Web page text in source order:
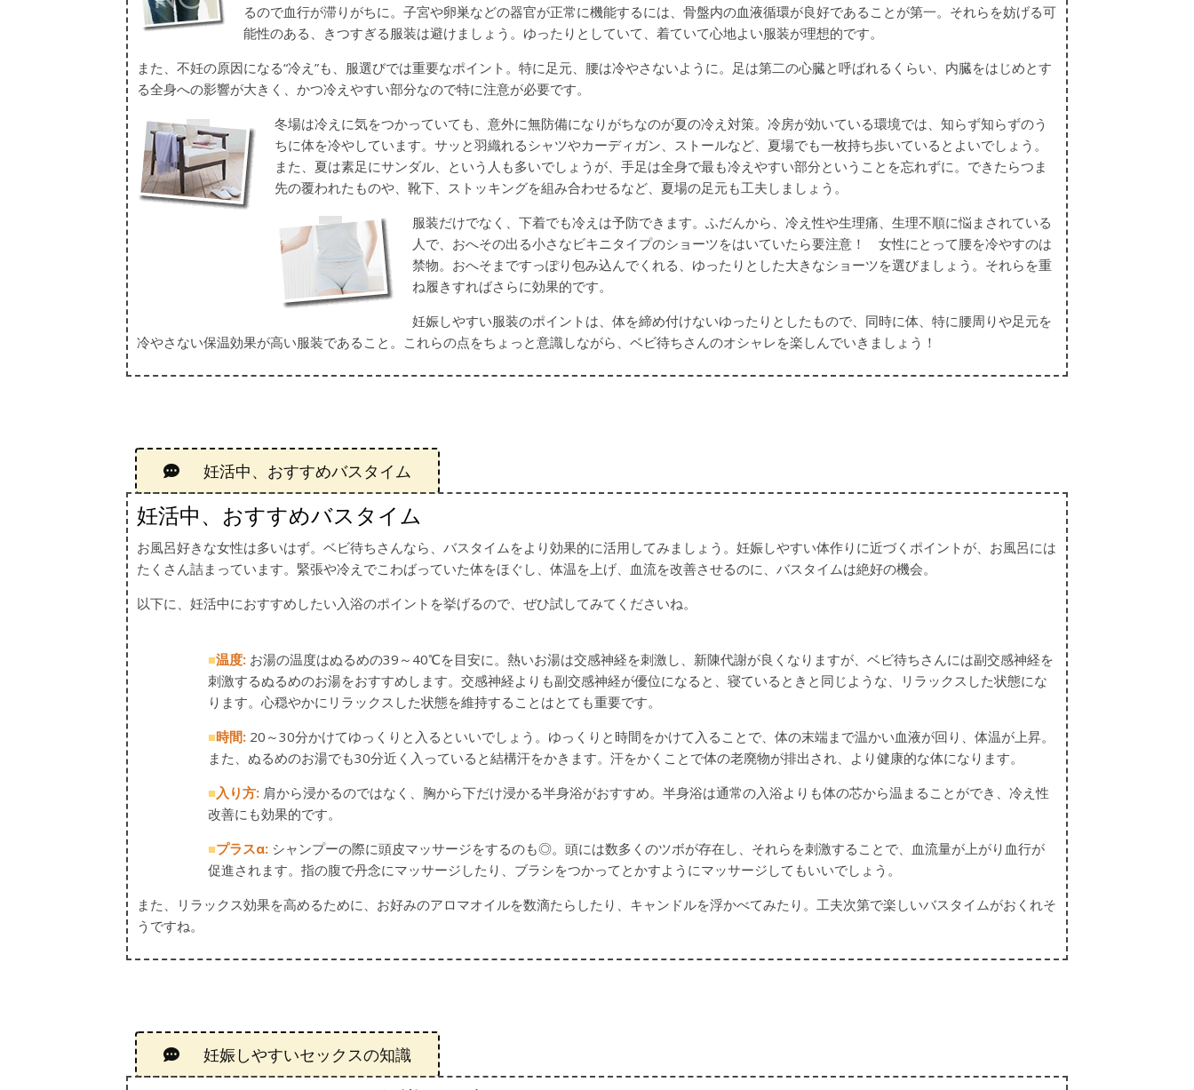
るので血行が滞りがちに。子宮や卵巣などの器官が正常に機能するには、骨盤内の血液循環が良好であることが第一。それらを妨げる可
能性のある、きつすぎる服装は避けましょう。ゆったりとしていて、着ていて心地よい服装が理想的です。
また、不妊の原因になる“冷え”も、服選びでは重要なポイント。特に足元、腰は冷やさないように。足は第二の心臓と呼ばれるくらい、内臓をはじめとす
る全身への影響が大きく、かつ冷えやすい部分なので特に注意が必要です。
冬場は冷えに気をつかっていても、意外に無防備になりがちなのが夏の冷え対策。冷房が効いている環境では、知らず知らずのう
ちに体を冷やしています。サッと羽織れるシャツやカーディガン、ストールなど、夏場でも一枚持ち歩いているとよいでしょう。
また、夏は素足にサンダル、という人も多いでしょうが、手足は全身で最も冷えやすい部分ということを忘れずに。できたらつま
先の覆われたものや、靴下、ストッキングを組み合わせるなど、夏場の足元も工夫しましょう。
服装だけでなく、下着でも冷えは予防できます。ふだんから、冷え性や生理痛、生理不順に悩まされている
人で、おへその出る小さなビキニタイプのショーツをはいていたら要注意！ 女性にとって腰を冷やすのは
禁物。おへそまですっぽり包み込んでくれる、ゆったりとした大きなショーツを選びましょう。それらを重
ね履きすればさらに効果的です。
妊娠しやすい服装のポイントは、体を締め付けないゆったりとしたもので、同時に体、特に腰周りや足元を
冷やさない保温効果が高い服装であること。これらの点をちょっと意識しながら、ベビ待ちさんのオシャレを楽しんでいきましょう！
妊活中、おすすめバスタイム
妊活中、おすすめバスタイム
お風呂好きな女性は多いはず。ベビ待ちさんなら、バスタイムをより効果的に活用してみましょう。妊娠しやすい体作りに近づくポイントが、お風呂には
たくさん詰まっています。緊張や冷えでこわばっていた体をほぐし、体温を上げ、血流を改善させるのに、バスタイムは絶好の機会。
以下に、妊活中におすすめしたい入浴のポイントを挙げるので、ぜひ試してみてくださいね。
■温度: お湯の温度はぬるめの39～40℃を目安に。熱いお湯は交感神経を刺激し、新陳代謝が良くなりますが、ベビ待ちさんには副交感神経を
刺激するぬるめのお湯をおすすめします。交感神経よりも副交感神経が優位になると、寝ているときと同じような、リラックスした状態にな
ります。心穏やかにリラックスした状態を維持することはとても重要です。
■時間: 20～30分かけてゆっくりと入るといいでしょう。ゆっくりと時間をかけて入ることで、体の末端まで温かい血液が回り、体温が上昇。
また、ぬるめのお湯でも30分近く入っていると結構汗をかきます。汗をかくことで体の老廃物が排出され、より健康的な体になります。
■入り方: 肩から浸かるのではなく、胸から下だけ浸かる半身浴がおすすめ。半身浴は通常の入浴よりも体の芯から温まることができ、冷え性
改善にも効果的です。
■プラスα: シャンプーの際に頭皮マッサージをするのも◎。頭には数多くのツボが存在し、それらを刺激することで、血流量が上がり血行が
促進されます。指の腹で丹念にマッサージしたり、ブラシをつかってとかすようにマッサージしてもいいでしょう。
また、リラックス効果を高めるために、お好みのアロマオイルを数滴たらしたり、キャンドルを浮かべてみたり。工夫次第で楽しいバスタイムがおくれそ
うですね。
妊娠しやすいセックスの知識